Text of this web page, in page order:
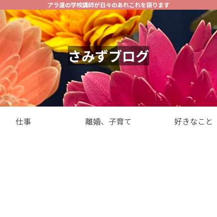
アラ還の学校講師が日々のあれこれを語ります
さみずブログ
仕事 離婚、子育て 好きなこと